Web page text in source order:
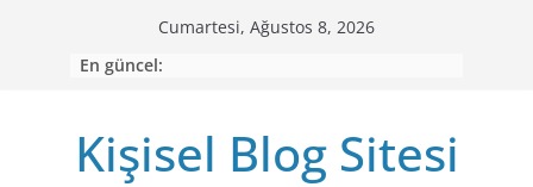
Cumartesi, Ağustos 8, 2026
En güncel:
Kişisel Blog Sitesi